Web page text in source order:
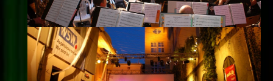
Impressum
Datenschutz